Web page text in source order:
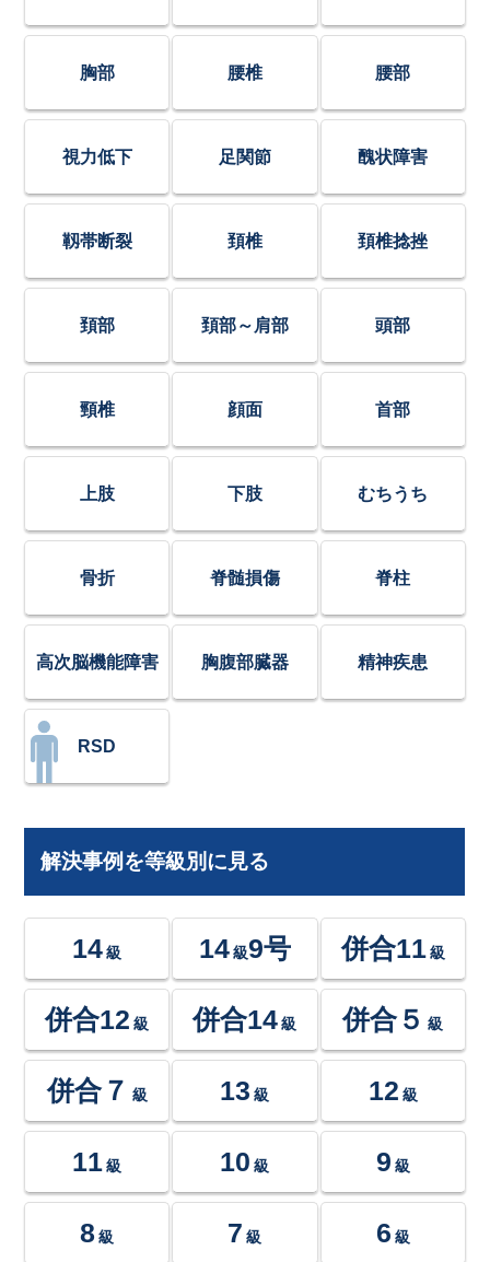
胸部 腰椎 腰部
視力低下 足関節 醜状障害
靱帯断裂 頚椎 頚椎捻挫
頚部 頚部～肩部 頭部
頸椎 顔面 首部
上肢 下肢 むちうち
骨折 脊髄損傷 脊柱
高次脳機能障害 胸腹部臓器 精神疾患
RSD
解決事例を等級別に見る
14 級 14級9号 併合11 級
併合12 級 併合14 級 併合５ 級
併合７ 級 13 級 12 級
11 級 10 級 9 級
8 級 7 級 6 級